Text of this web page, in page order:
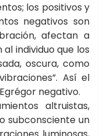
los positivos y
negativos son
afectan a
individuo que los
oscura, como
Así el
negativo.
altruistas,
subconsciente un